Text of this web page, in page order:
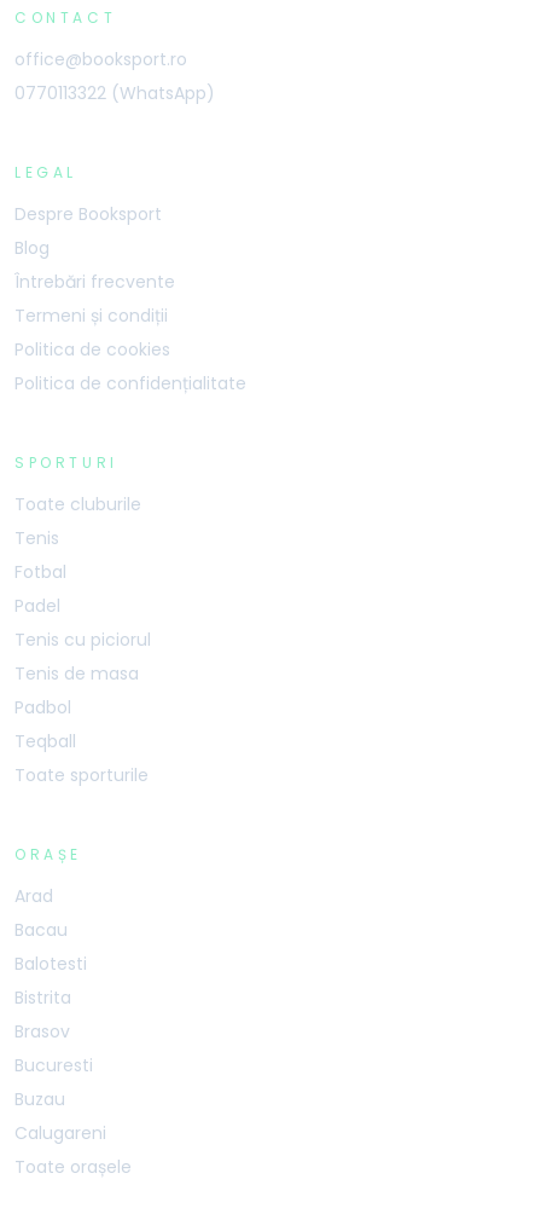
CONTACT
office@booksport.ro
0770113322 (WhatsApp)
LEGAL
Despre Booksport
Blog
Întrebări frecvente
Termeni și condiții
Politica de cookies
Politica de confidențialitate
SPORTURI
Toate cluburile
Tenis
Fotbal
Padel
Tenis cu piciorul
Tenis de masa
Padbol
Teqball
Toate sporturile
ORAȘE
Arad
Bacau
Balotesti
Bistrita
Brasov
Bucuresti
Buzau
Calugareni
Toate orașele